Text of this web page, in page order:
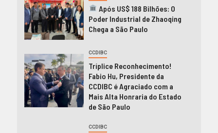
Após US$ 188 Bilhões: O
Poder Industrial de Zhaoqing
Chega a São Paulo
CCDIBC
Tríplice Reconhecimento!
Fabio Hu, Presidente da
CCDIBC é Agraciado com a
Mais Alta Honraria do Estado
de São Paulo
CCDIBC